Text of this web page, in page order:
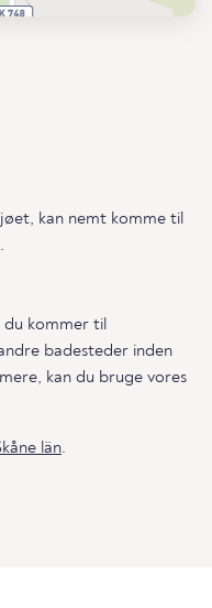
kan nemt komme til
du kommer til
badesteder inden
kan du bruge vores
län.